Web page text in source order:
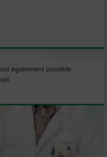
également possible